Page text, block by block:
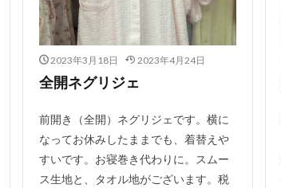
2023年3月18日 2023年4月24日
全開ネグリジェ
前開き（全開）ネグリジェです。横に
なってお休みしたままでも、着替えや
すいです。お寝巻き代わりに。スムー
ス生地と、タオル地がございます。税